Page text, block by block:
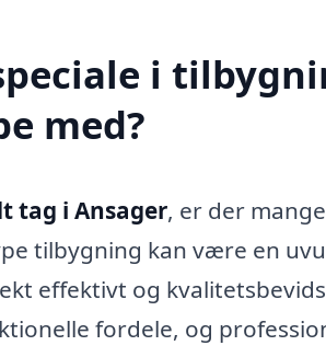
i
med?
tag i Ansager, er der
tilbygning kan være en
effektivt og
fordele, og